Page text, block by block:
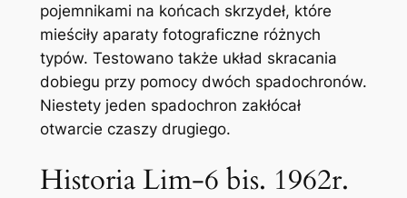
pojemnikami na końcach skrzydeł, które
mieściły aparaty fotograficzne różnych
typów. Testowano także układ skracania
dobiegu przy pomocy dwóch spadochronów.
Niestety jeden spadochron zakłócał
otwarcie czaszy drugiego.
Historia Lim-6 bis. 1962r.